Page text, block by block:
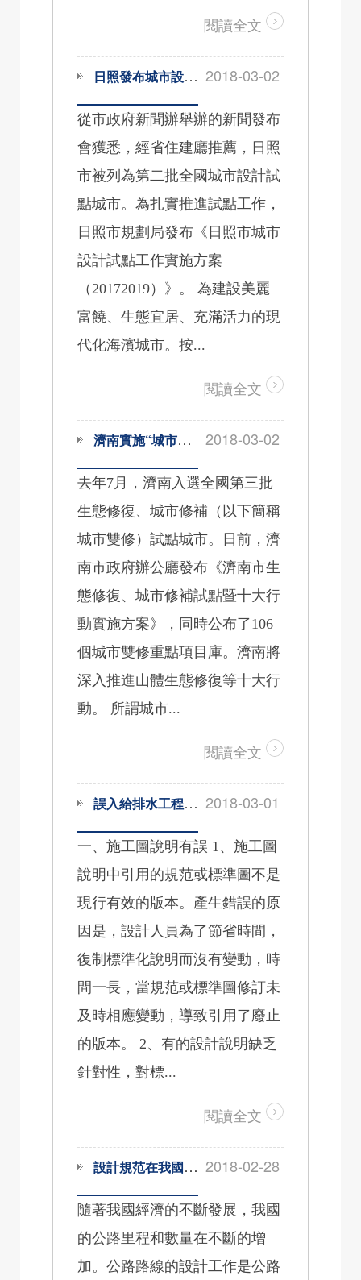
閱讀全文
2018-03-02
日照發布城市設計試點方案 建現代化海濱城市
從市政府新聞辦舉辦的新聞發布
會獲悉，經省住建廳推薦，日照
市被列為第二批全國城市設計試
點城市。為扎實推進試點工作，
日照市規劃局發布《日照市城市
設計試點工作實施方案
（20172019）》。 為建設美麗
富饒、生態宜居、充滿活力的現
代化海濱城市。按...
閱讀全文
2018-03-02
濟南實施“城市雙修”治“城市病”
去年7月，濟南入選全國第三批
生態修復、城市修補（以下簡稱
城市雙修）試點城市。日前，濟
南市政府辦公廳發布《濟南市生
態修復、城市修補試點暨十大行
動實施方案》，同時公布了106
個城市雙修重點項目庫。濟南將
深入推進山體生態修復等十大行
動。 所謂城市...
閱讀全文
2018-03-01
誤入給排水工程設計及施工中的雷區
一、施工圖說明有誤 1、施工圖
說明中引用的規范或標準圖不是
現行有效的版本。產生錯誤的原
因是，設計人員為了節省時間，
復制標準化說明而沒有變動，時
間一長，當規范或標準圖修訂未
及時相應變動，導致引用了廢止
的版本。 2、有的設計說明缺乏
針對性，對標...
閱讀全文
2018-02-28
設計規范在我國公路路線中的應用
隨著我國經濟的不斷發展，我國
的公路里程和數量在不斷的增
加。公路路線的設計工作是公路